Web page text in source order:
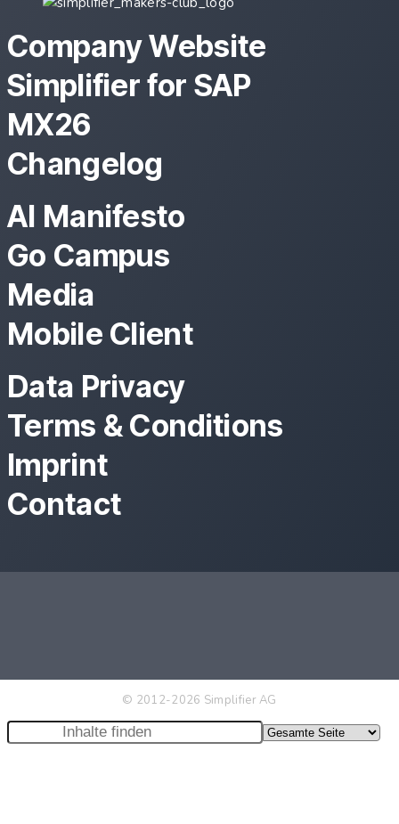
Company Website
Simplifier for SAP
MX26
Changelog
AI Manifesto
Go Campus
Media
Mobile Client
Data Privacy
Terms & Conditions
Imprint
Contact
© 2012-2026 Simplifier AG